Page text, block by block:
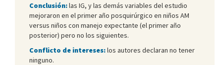
Conclusión:las IG, y las demás variables del estudio
mejoraron en el primer año posquirúrgico en niños AM
versus niños con manejo expectante (el primer año
posterior) pero no los siguientes.
Conflicto de intereses:los autores declaran no tener
ninguno.